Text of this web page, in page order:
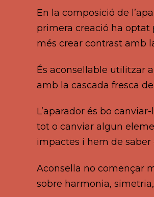
En la composició de
primera creació ha optat
més crear contrast amb
És aconsellable utilitzar
amb la cascada fresca
L’aparador és bo
tot o canviar algun
impactes i hem de saber
Aconsella no començar
sobre harmonia,